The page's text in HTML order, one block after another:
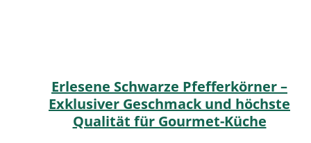
Erlesene Schwarze Pfefferkörner –
Exklusiver Geschmack und höchste
Qualität für Gourmet-Küche